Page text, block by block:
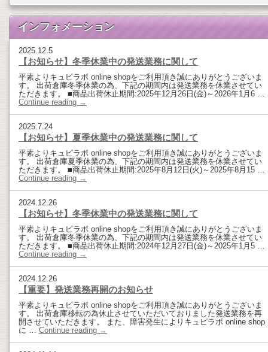
インフォメーション
2025.12.5
【お知らせ】冬季休業中の発送業務に関して
平素よりキュピラボ online shopをご利用頂き誠にありがとうございま
す。 出荷倉庫冬季休業の為、下記の期間内は発送業務を休業させてい
ただきます。 ■商品出荷休止期間:2025年12月26日(金)～2026年1月6 …
Continue reading →
2025.7.24
【お知らせ】夏季休業中の発送業務に関して
平素よりキュピラボ online shopをご利用頂き誠にありがとうございま
す。 出荷倉庫夏季休業の為、下記の期間内は発送業務を休業させてい
ただきます。 ■商品出荷休止期間:2025年8月12日(火)～2025年8月15 …
Continue reading →
2024.12.26
【お知らせ】冬季休業中の発送業務に関して
平素よりキュピラボ online shopをご利用頂き誠にありがとうございま
す。 出荷倉庫冬季休業の為、下記の期間内は発送業務を休業させてい
ただきます。 ■商品出荷休止期間:2024年12月27日(金)～2025年1月5 …
Continue reading →
2024.12.26
【重要】発送業務再開のお知らせ
平素よりキュピラボ online shopをご利用頂き誠にありがとうございま
す。 出荷倉庫移転の為休止させていただいておりました発送業務を再
開させていただきます。 また、障害発生によりキュピラボ online shop
に … Continue reading →